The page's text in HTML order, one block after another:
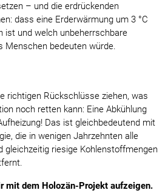
– und die erdrückenden
dass eine Erderwärmung um 3 °C
ist und welch unbeherrschbare
Menschen bedeuten würde.
richtigen Rückschlüsse ziehen, was
noch retten kann: Eine Abkühlung
Das ist gleichbedeutend mit
die in wenigen Jahrzehnten alle
gleichzeitig riesige Kohlenstoffmengen
mit dem Holozän-Projekt aufzeigen.